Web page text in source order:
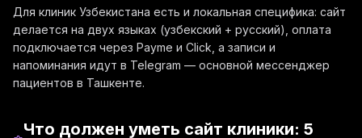
Для клиник Узбекистана есть и локальная специфика: сайт
делается на двух языках (узбекский + русский), оплата
подключается через Payme и Click, а записи и
напоминания идут в Telegram — основной мессенджер
пациентов в Ташкенте.
Что должен уметь сайт клиники: 5